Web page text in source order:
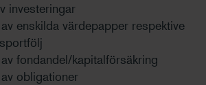
investeringar
enskilda värdepapper respektive
fondandel/kapitalförsäkring
obligationer